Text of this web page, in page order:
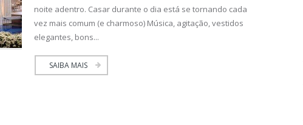
noite adentro. Casar durante o dia está se tornando cada
vez mais comum (e charmoso) Música, agitação, vestidos
elegantes, bons...
SAIBA MAIS